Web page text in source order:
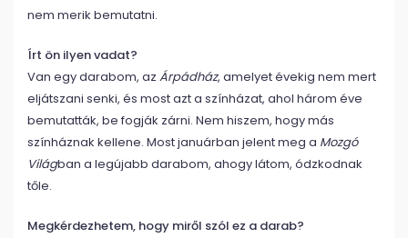
nem merik bemutatni.
Írt ön ilyen vadat?
Van egy darabom, az Árpádház, amelyet évekig nem mert
eljátszani senki, és most azt a színházat, ahol három éve
bemutatták, be fogják zárni. Nem hiszem, hogy más
színháznak kellene. Most januárban jelent meg a Mozgó
Világban a legújabb darabom, ahogy látom, ódzkodnak
tőle.
Megkérdezhetem, hogy miről szól ez a darab?